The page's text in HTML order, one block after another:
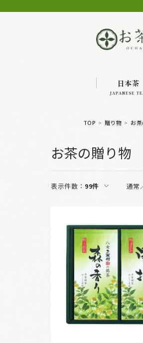
日本茶
JAPANESE
TOP 贈り物 お
お茶の贈り物
表示件数： 99件 通常